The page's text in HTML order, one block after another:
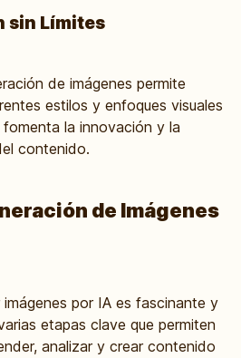
sin Límites
de imágenes permite
estilos y enfoques visuales
la innovación y la
contenido.
de Imágenes
por IA es fascinante y
etapas clave que permiten
analizar y crear contenido